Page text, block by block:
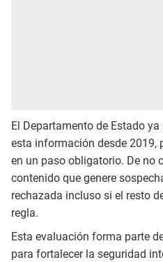
El Departamento de Estado
esta información desde 2019,
en un paso obligatorio. De no
contenido que genere
rechazada incluso si el resto
regla.
Esta evaluación forma parte
para fortalecer la seguridad